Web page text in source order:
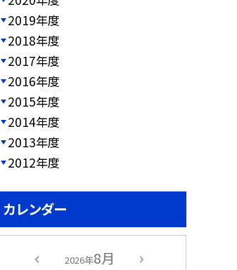
2019年度
2018年度
2017年度
2016年度
2015年度
2014年度
2013年度
2012年度
カレンダー
2026年8月